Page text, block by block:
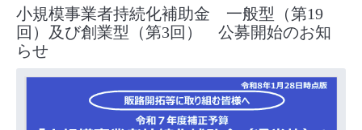
小規模事業者持続化補助金 一般型（第19
回）及び創業型（第3回） 公募開始のお知
らせ